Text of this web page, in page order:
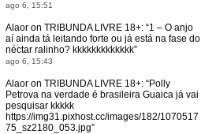
ago 6, 15:51
Alaor on TRIBUNDA LIVRE 18+: “1 – O anjo
aí ainda tá leitando forte ou já está na fase do
néctar ralinho? kkkkkkkkkkkkk”
ago 6, 15:43
Alaor on TRIBUNDA LIVRE 18+: “Polly
Petrova na verdade é brasileira Guaica já vai
pesquisar kkkkk
https://img31.pixhost.cc/images/182/1070517
75_sz2180_053.jpg”